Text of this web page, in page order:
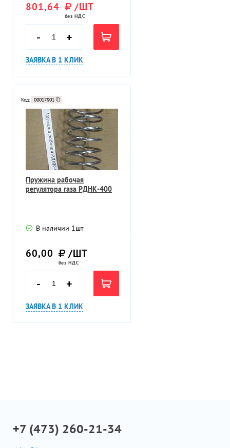
801,64 /ШТ
без НДС
- +
ЗАЯВКА В 1 КЛИК
Код: 00017901
Пружина рабочая
регулятора газа РДНК-400
В наличии 1шт
60,00 /ШТ
без НДС
- +
ЗАЯВКА В 1 КЛИК
+7 (473) 260-21-34